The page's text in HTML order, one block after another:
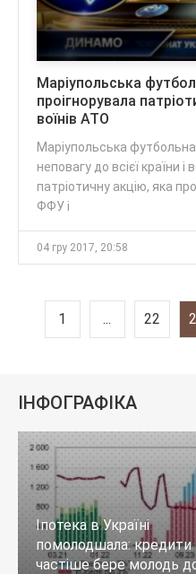
Маріупольська
проігнорувала
воїнів АТО
Маріупольська
неповагу до всієї країни
патріотичну акцію, яка
ФФУ і
04 гру 2017, 20:58
1 ... 22
ІНФОГРАФІКА
Іпотека в Україні
помолодшала: кредити
частіше бере молодь